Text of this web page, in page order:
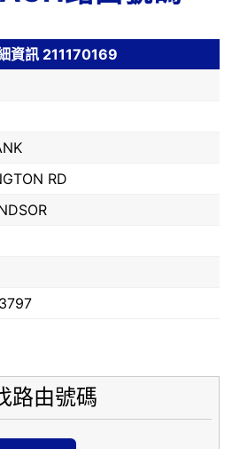
資訊 211170169
RD
路由號碼